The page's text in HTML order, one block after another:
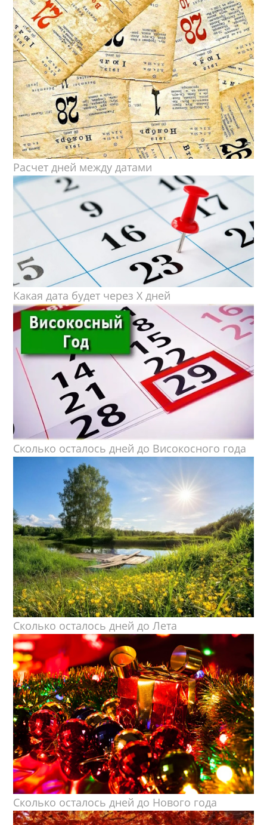
Расчет дней между датами
Какая дата будет через X дней
Сколько осталось дней до Високосного года
Сколько осталось дней до Лета
Сколько осталось дней до Нового года